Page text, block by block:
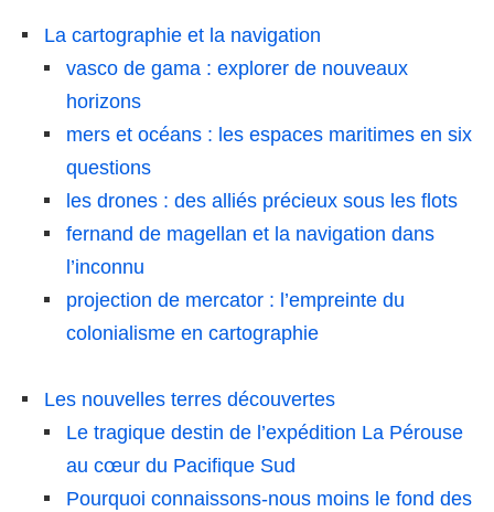
La cartographie et la navigation
vasco de gama : explorer de nouveaux
horizons
mers et océans : les espaces maritimes en six
questions
les drones : des alliés précieux sous les flots
fernand de magellan et la navigation dans
l’inconnu
projection de mercator : l’empreinte du
colonialisme en cartographie
Les nouvelles terres découvertes
Le tragique destin de l’expédition La Pérouse
au cœur du Pacifique Sud
Pourquoi connaissons-nous moins le fond des